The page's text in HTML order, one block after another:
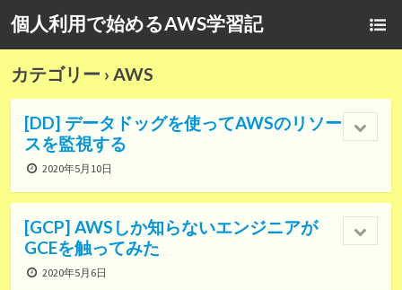
個人利用で始めるAWS学習記
カテゴリー › AWS
[DD] データドッグを使ってAWSのリソー
スを監視する
2020年5月10日
[GCP] AWSしか知らないエンジニアが
GCEを触ってみた
2020年5月6日